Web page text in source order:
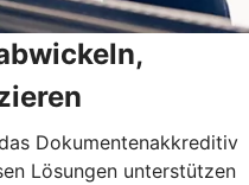
Dokumentenakkreditiv
Lösungen unterstützen